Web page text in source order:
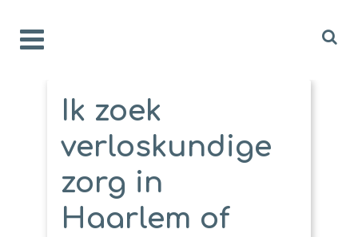
Ik zoek
verloskundige
zorg in
Haarlem of